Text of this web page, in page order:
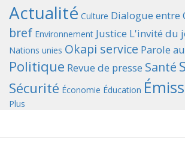
Actualité Culture Dialogue entre
bref Environnement Justice L'invité du
Nations unies Okapi service Parole
Politique Revue de presse Santé
Sécurité Économie Éducation
Plus